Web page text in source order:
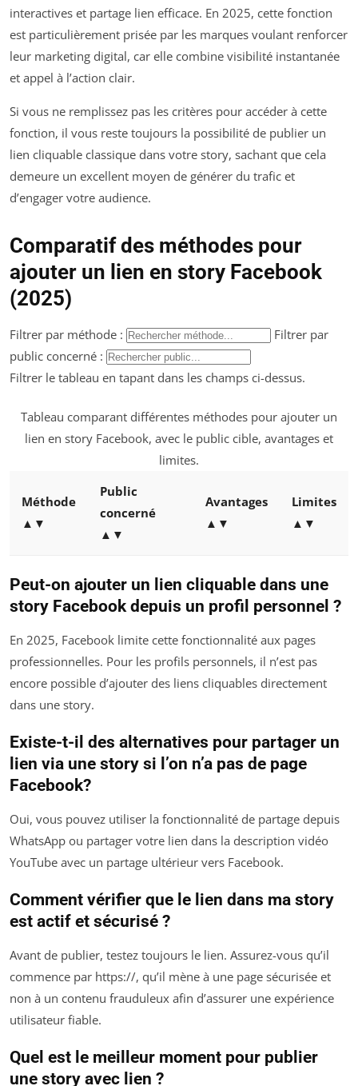
interactives et partage lien efficace. En 2025, cette fonction
est particulièrement prisée par les marques voulant renforcer
leur marketing digital, car elle combine visibilité instantanée
et appel à l’action clair.
Si vous ne remplissez pas les critères pour accéder à cette
fonction, il vous reste toujours la possibilité de publier un
lien cliquable classique dans votre story, sachant que cela
demeure un excellent moyen de générer du trafic et
d’engager votre audience.
Comparatif des méthodes pour
ajouter un lien en story Facebook
(2025)
Filtrer par méthode :
Filtrer par
public concerné :
Filtrer le tableau en tapant dans les champs ci-dessus.
Tableau comparant différentes méthodes pour ajouter un
lien en story Facebook, avec le public cible, avantages et
limites.
Méthode
▲▼
Public
concerné
▲▼
Avantages
▲▼
Limites
▲▼
Peut-on ajouter un lien cliquable dans une
story Facebook depuis un profil personnel ?
En 2025, Facebook limite cette fonctionnalité aux pages
professionnelles. Pour les profils personnels, il n’est pas
encore possible d’ajouter des liens cliquables directement
dans une story.
Existe-t-il des alternatives pour partager un
lien via une story si l’on n’a pas de page
Facebook?
Oui, vous pouvez utiliser la fonctionnalité de partage depuis
WhatsApp ou partager votre lien dans la description vidéo
YouTube avec un partage ultérieur vers Facebook.
Comment vérifier que le lien dans ma story
est actif et sécurisé ?
Avant de publier, testez toujours le lien. Assurez-vous qu’il
commence par https://, qu’il mène à une page sécurisée et
non à un contenu frauduleux afin d’assurer une expérience
utilisateur fiable.
Quel est le meilleur moment pour publier
une story avec lien ?